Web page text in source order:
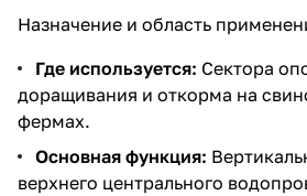
Назначение и область
Где используется: Сектора
доращивания и откорма на
фермах.
Основная функция:
верхнего центрального